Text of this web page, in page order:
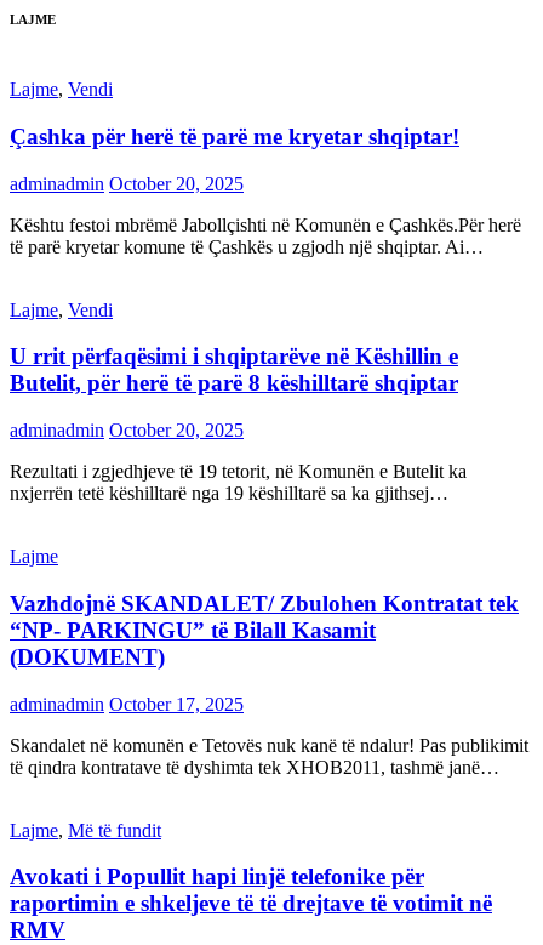
LAJME
Lajme, Vendi
Çashka për herë të parë me kryetar shqiptar!
adminadmin October 20, 2025
Kështu festoi mbrëmë Jabollçishti në Komunën e Çashkës.Për herë
të parë kryetar komune të Çashkës u zgjodh një shqiptar. Ai…
Lajme, Vendi
U rrit përfaqësimi i shqiptarëve në Këshillin e
Butelit, për herë të parë 8 këshilltarë shqiptar
adminadmin October 20, 2025
Rezultati i zgjedhjeve të 19 tetorit, në Komunën e Butelit ka
nxjerrën tetë këshilltarë nga 19 këshilltarë sa ka gjithsej…
Lajme
Vazhdojnë SKANDALET/ Zbulohen Kontratat tek
“NP- PARKINGU” të Bilall Kasamit
(DOKUMENT)
adminadmin October 17, 2025
Skandalet në komunën e Tetovës nuk kanë të ndalur! Pas publikimit
të qindra kontratave të dyshimta tek XHOB2011, tashmë janë…
Lajme, Më të fundit
Avokati i Popullit hapi linjë telefonike për
raportimin e shkeljeve të të drejtave të votimit në
RMV